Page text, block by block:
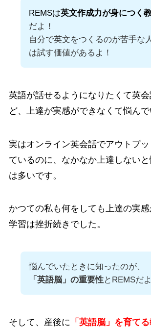
REMSは英文作成力が身につく
だよ！
自分で英文をつくるのが苦手な
は試す価値があるよ！
英語が話せるようになりたくて英
ど、上達が実感ができなくて悩んで
実はオンライン英会話でアウトプ
ているのに、なかなか上達しない
は多いです。
かつての私も何をしても上達の実
学習は挫折続きでした。
悩んでいたときに知ったのが、
「英語脳」の重要性とREMSだよ
そして、産後に 「英語脳」を育て